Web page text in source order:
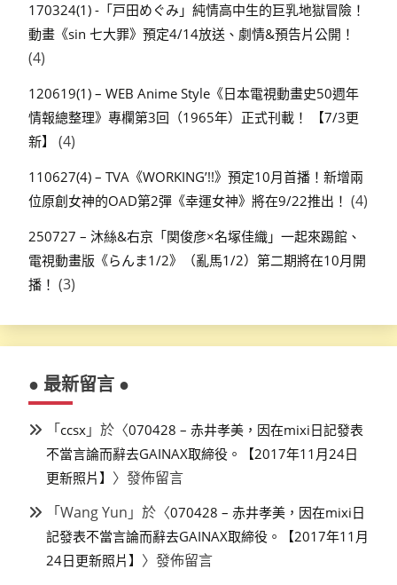
170324(1) -「戸田めぐみ」純情高中生的巨乳地獄冒險！
動畫《sin 七大罪》預定4/14放送、劇情&預告片公開！
(4)
120619(1) – WEB Anime Style《日本電視動畫史50週年
情報總整理》專欄第3回（1965年）正式刊載！ 【7/3更
新】
(4)
110627(4) – TVA《WORKING’!!》預定10月首播！新增兩
位原創女神的OAD第2彈《幸運女神》將在9/22推出！ (4)
250727 – 沐絲&右京「関俊彦×名塚佳織」一起來踢館、
電視動畫版《らんま1/2》（亂馬1/2）第二期將在10月開
播！ (3)
● 最新留言 ●
「ccsx 」於〈070428 – 赤井孝美，因在mixi日記發表
不當言論而辭去GAINAX取締役。【2017年11月24日
更新照片】 〉發佈留言
「Wang Yun 」於〈070428 – 赤井孝美，因在mixi日
記發表不當言論而辭去GAINAX取締役。【2017年11月
24日更新照片】 〉發佈留言